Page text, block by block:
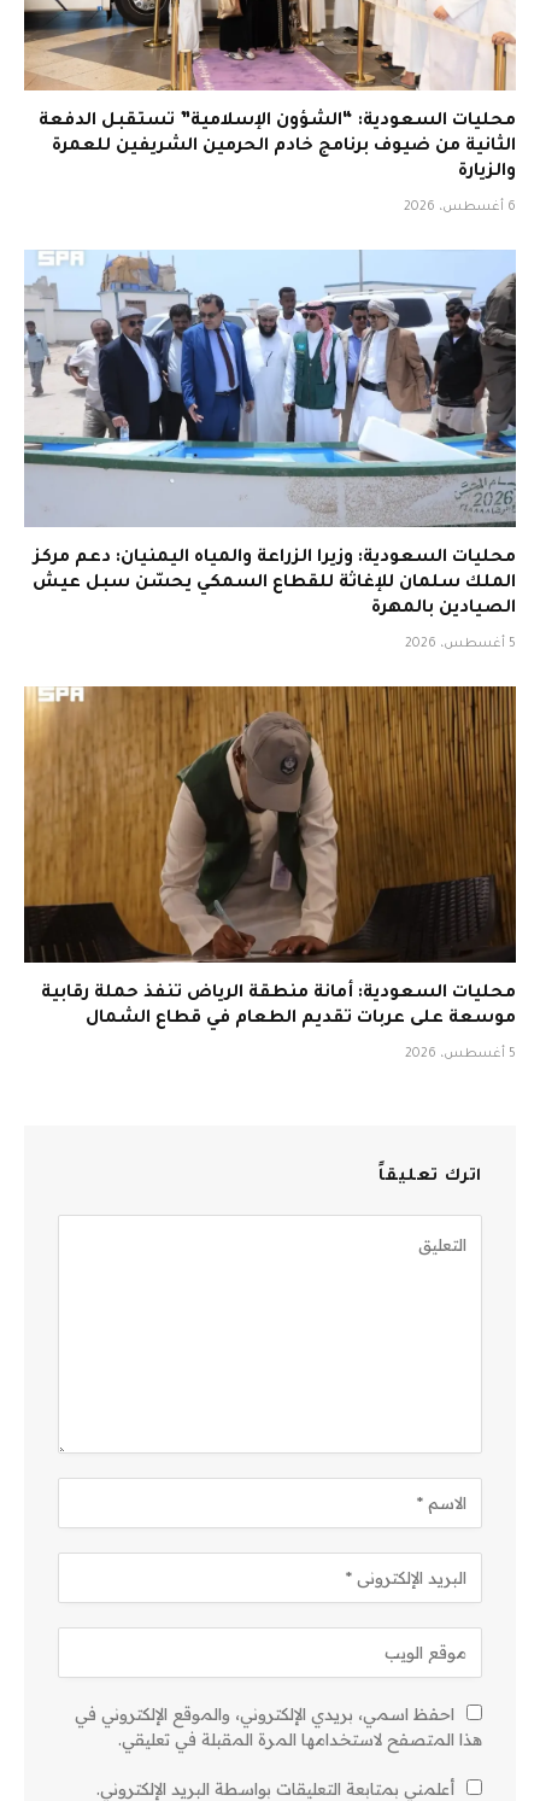
محليات السعودية: “الشؤون الإسلامية” تستقبل الدفعة
الثانية من ضيوف برنامج خادم الحرمين الشريفين للعمرة
والزيارة
6 أغسطس، 2026
محليات السعودية: وزيرا الزراعة والمياه اليمنيان: دعم مركز
الملك سلمان للإغاثة للقطاع السمكي يحسّن سبل عيش
الصيادين بالمهرة
5 أغسطس، 2026
محليات السعودية: أمانة منطقة الرياض تنفذ حملة رقابية
موسعة على عربات تقديم الطعام في قطاع الشمال
5 أغسطس، 2026
اترك تعليقاً
احفظ اسمي، بريدي الإلكتروني، والموقع الإلكتروني في
هذا المتصفح لاستخدامها المرة المقبلة في تعليقي.
أعلمني بمتابعة التعليقات بواسطة البريد الإلكتروني.